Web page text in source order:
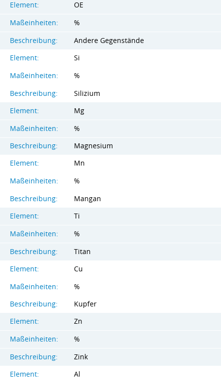
Element:
OE
Maßeinheiten:
%
Beschreibung:
Andere Gegenstände
Element:
Si
Maßeinheiten:
%
Beschreibung:
Silizium
Element:
Mg
Maßeinheiten:
%
Beschreibung:
Magnesium
Element:
Mn
Maßeinheiten:
%
Beschreibung:
Mangan
Element:
Ti
Maßeinheiten:
%
Beschreibung:
Titan
Element:
Cu
Maßeinheiten:
%
Beschreibung:
Kupfer
Element:
Zn
Maßeinheiten:
%
Beschreibung:
Zink
Element:
Al